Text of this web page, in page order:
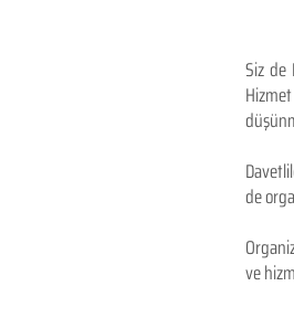
Siz de
de
ve